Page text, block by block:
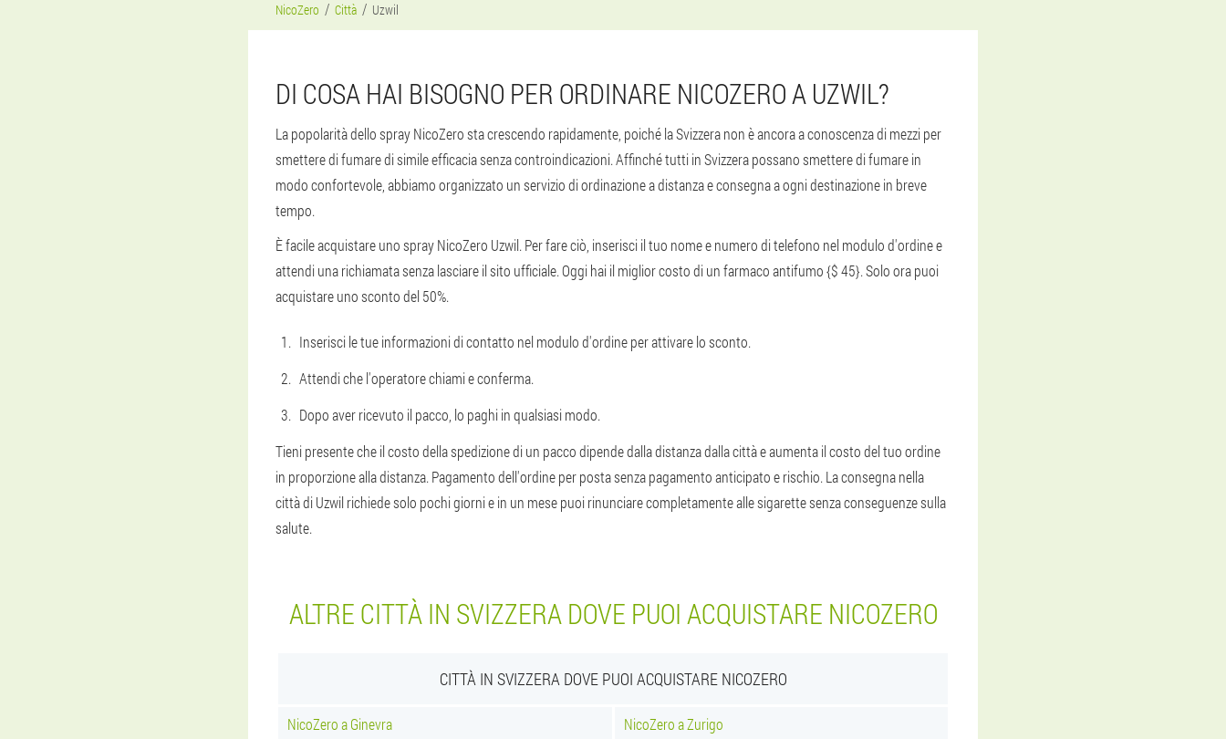
NicoZero Città Uzwil
DI COSA HAI BISOGNO PER ORDINARE NICOZERO A UZWIL?
La popolarità dello spray NicoZero sta crescendo rapidamente, poiché la Svizzera non è ancora a conoscenza di mezzi per
smettere di fumare di simile efficacia senza controindicazioni. Affinché tutti in Svizzera possano smettere di fumare in
modo confortevole, abbiamo organizzato un servizio di ordinazione a distanza e consegna a ogni destinazione in breve
tempo.
È facile acquistare uno spray NicoZero Uzwil. Per fare ciò, inserisci il tuo nome e numero di telefono nel modulo d'ordine e
attendi una richiamata senza lasciare il sito ufficiale. Oggi hai il miglior costo di un farmaco antifumo {$ 45}. Solo ora puoi
acquistare uno sconto del 50%.
Inserisci le tue informazioni di contatto nel modulo d'ordine per attivare lo sconto.
Attendi che l'operatore chiami e conferma.
Dopo aver ricevuto il pacco, lo paghi in qualsiasi modo.
Tieni presente che il costo della spedizione di un pacco dipende dalla distanza dalla città e aumenta il costo del tuo ordine
in proporzione alla distanza. Pagamento dell'ordine per posta senza pagamento anticipato e rischio. La consegna nella
città di Uzwil richiede solo pochi giorni e in un mese puoi rinunciare completamente alle sigarette senza conseguenze sulla
salute.
ALTRE CITTÀ IN SVIZZERA DOVE PUOI ACQUISTARE NICOZERO
CITTÀ IN SVIZZERA DOVE PUOI ACQUISTARE NICOZERO
NicoZero a Ginevra
NicoZero a Zurigo